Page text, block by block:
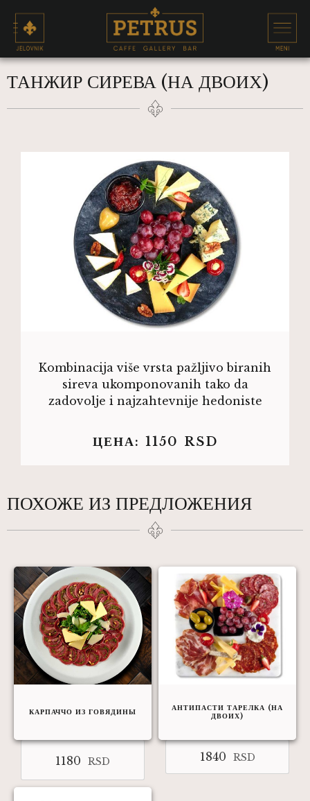
ТАНЖИР СИРЕВА (НА ДВОИХ)
Kombinacija više vrsta pažljivo biranih
sireva ukomponovanih tako da
zadovolje i najzahtevnije hedoniste
ЦЕНА: 1150 RSD
ПОХОЖЕ ИЗ ПРЕДЛОЖЕНИЯ
КАРПАЧЧО ИЗ ГОВЯДИНЫ
1180 RSD
АНТИПАСТИ ТАРЕЛКА (НА
ДВОИХ)
1840 RSD